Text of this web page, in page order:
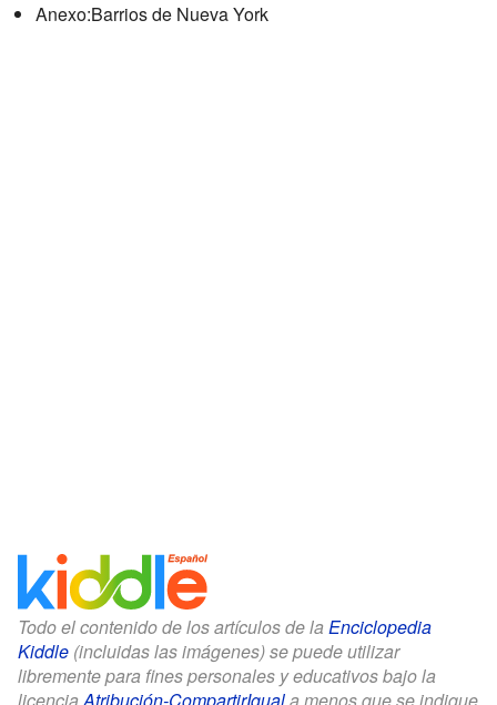
Anexo:Barrios de Nueva York
Todo el contenido de los artículos de la Enciclopedia
Kiddle (incluidas las imágenes) se puede utilizar
libremente para fines personales y educativos bajo la